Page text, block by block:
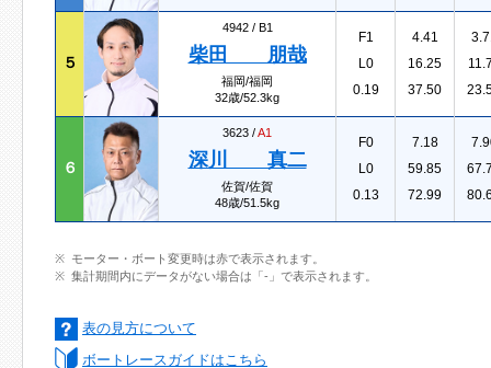
５
4942 / B1
柴田 朋哉
福岡/福岡
32歳/52.3kg
F1
L0
0.19
4.41
16.25
37.50
６
3623 /A1
深川 真二
佐賀/佐賀
48歳/51.5kg
F0
L0
0.13
7.18
59.85
72.99
モーター・ボート変更時は赤で表示されます。
集計期間内にデータがない場合は「-」で表示されます。
表の見方について
ボートレースガイドはこちら